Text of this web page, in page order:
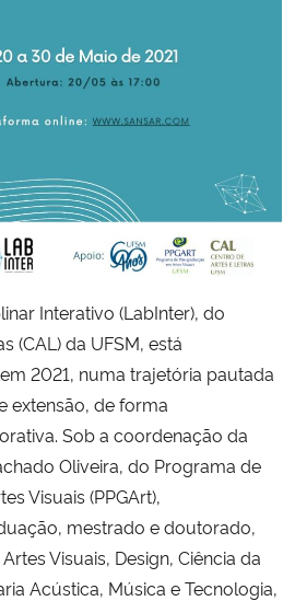
Interativo (LabInter), do
(CAL) da UFSM, está
2021, numa trajetória pautada
extensão, de forma
Sob a coordenação da
Oliveira, do Programa de
Visuais (PPGArt),
mestrado e doutorado,
Visuais, Design, Ciência da
Acústica, Música e Tecnologia,